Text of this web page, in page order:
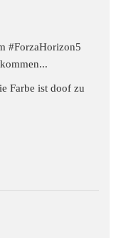
#ForzaHorizon5
Farbe ist doof zu